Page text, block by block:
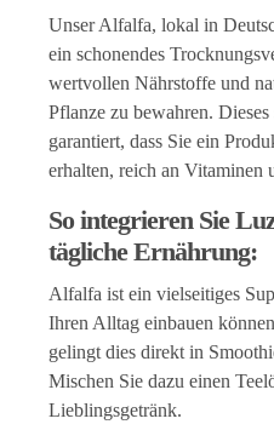
Unser Alfalfa, lokal in
ein schonendes
wertvollen Nährstoffe und
Pflanze zu bewahren.
garantiert, dass Sie ein
erhalten, reich an Vitaminen
So integrieren Sie
tägliche Ernährung:
Alfalfa ist ein vielseitiges
Ihren Alltag einbauen
gelingt dies direkt in
Mischen Sie dazu einen
Lieblingsgetränk.